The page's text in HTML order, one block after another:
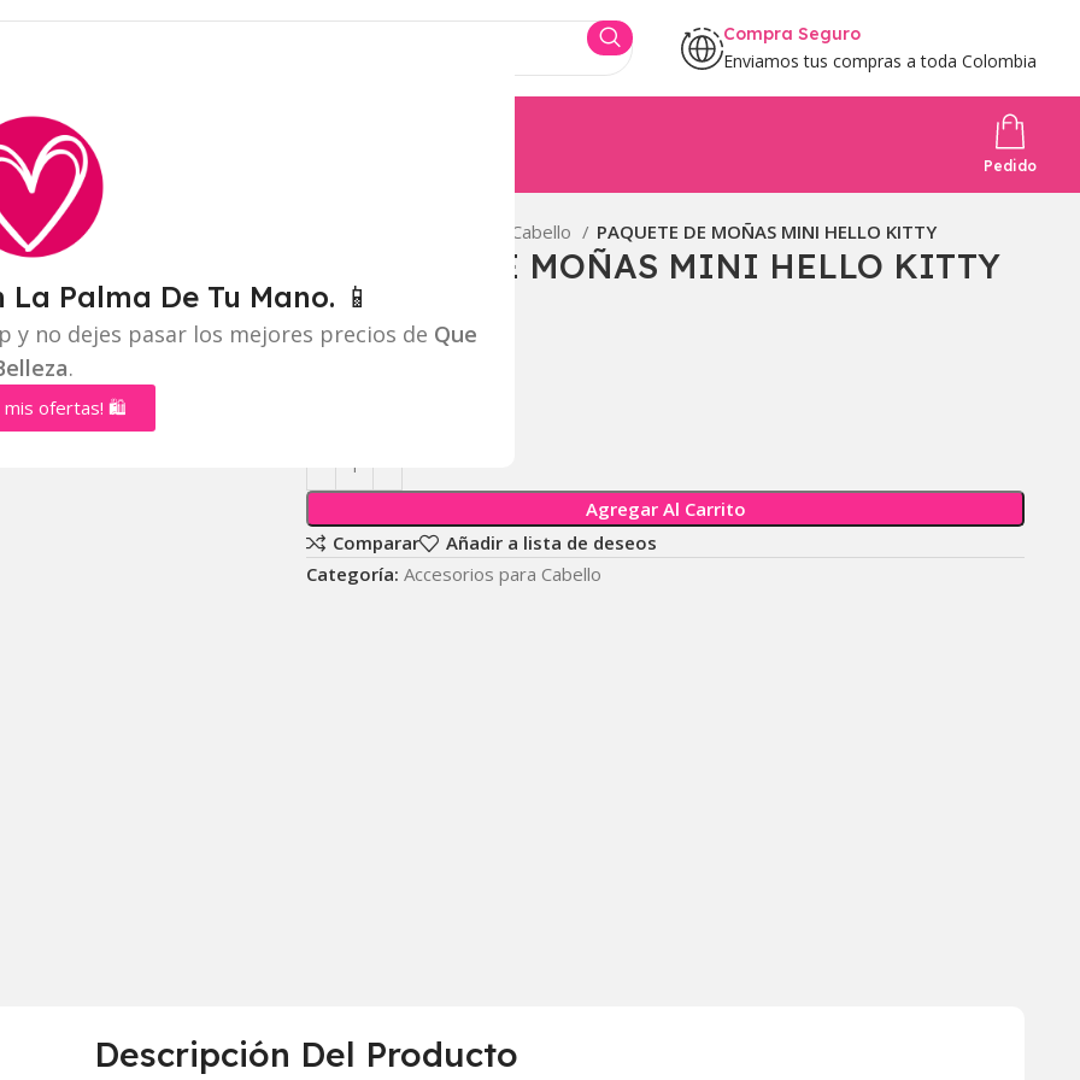
Palma De Tu Mano. 📱
y no dejes pasar los mejores precios de Que
.
mis ofertas! 🛍️
Compra Seguro
Enviamos tus compras a toda Colombia
Pedido
Accesorios para Cabello PAQUETE DE MOÑAS MINI HELLO KITTY
PAQUETE DE MOÑAS MINI HELLO KITTY
Mayorista:
$2.500
Agregar Al Carrito
Comparar
Añadir a lista de deseos
Categoría: Accesorios para Cabello
Descripción Del Producto